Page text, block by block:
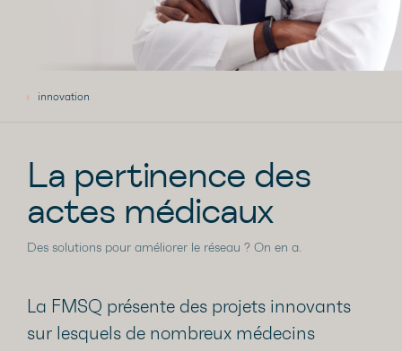
innovation
La pertinence des
actes médicaux
Des solutions pour améliorer le réseau ? On en a.
La FMSQ présente des projets innovants
sur lesquels de nombreux médecins